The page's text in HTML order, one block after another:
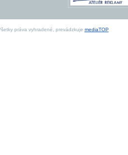
práva vyhradené, prevádzkuje mediaTOP